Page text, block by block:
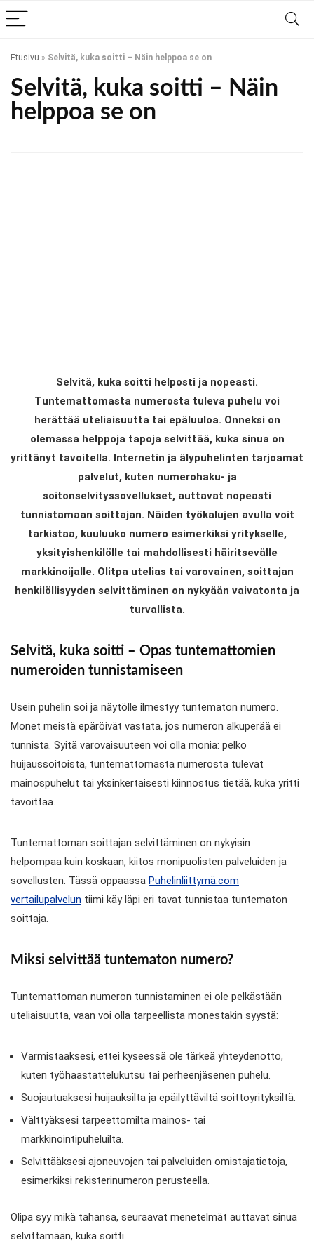
Etusivu » Selvitä, kuka soitti – Näin helppoa se on
Selvitä, kuka soitti – Näin
helppoa se on
Selvitä, kuka soitti helposti ja nopeasti.
Tuntemattomasta numerosta tuleva puhelu voi
herättää uteliaisuutta tai epäluuloa. Onneksi on
olemassa helppoja tapoja selvittää, kuka sinua on
yrittänyt tavoitella. Internetin ja älypuhelinten tarjoamat
palvelut, kuten numerohaku- ja
soitonselvityssovellukset, auttavat nopeasti
tunnistamaan soittajan. Näiden työkalujen avulla voit
tarkistaa, kuuluuko numero esimerkiksi yritykselle,
yksityishenkilölle tai mahdollisesti häiritsevälle
markkinoijalle. Olitpa utelias tai varovainen, soittajan
henkilöllisyyden selvittäminen on nykyään vaivatonta ja
turvallista.
Selvitä, kuka soitti – Opas tuntemattomien
numeroiden tunnistamiseen
Usein puhelin soi ja näytölle ilmestyy tuntematon numero.
Monet meistä epäröivät vastata, jos numeron alkuperää ei
tunnista. Syitä varovaisuuteen voi olla monia: pelko
huijaussoitoista, tuntemattomasta numerosta tulevat
mainospuhelut tai yksinkertaisesti kiinnostus tietää, kuka yritti
tavoittaa.
Tuntemattoman soittajan selvittäminen on nykyisin
helpompaa kuin koskaan, kiitos monipuolisten palveluiden ja
sovellusten. Tässä oppaassa Puhelinliittymä.com
vertailupalvelun tiimi käy läpi eri tavat tunnistaa tuntematon
soittaja.
Miksi selvittää tuntematon numero?
Tuntemattoman numeron tunnistaminen ei ole pelkästään
uteliaisuutta, vaan voi olla tarpeellista monestakin syystä:
Varmistaaksesi, ettei kyseessä ole tärkeä yhteydenotto,
kuten työhaastattelukutsu tai perheenjäsenen puhelu.
Suojautuaksesi huijauksilta ja epäilyttäviltä soittoyrityksiltä.
Välttyäksesi tarpeettomilta mainos- tai
markkinointipuheluilta.
Selvittääksesi ajoneuvojen tai palveluiden omistajatietoja,
esimerkiksi rekisterinumeron perusteella.
Olipa syy mikä tahansa, seuraavat menetelmät auttavat sinua
selvittämään, kuka soitti.